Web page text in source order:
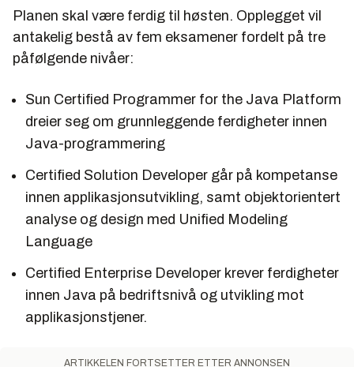
Planen skal være ferdig til høsten. Opplegget vil
antakelig bestå av fem eksamener fordelt på tre
påfølgende nivåer:
Sun Certified Programmer for the Java Platform
dreier seg om grunnleggende ferdigheter innen
Java-programmering
Certified Solution Developer går på kompetanse
innen applikasjonsutvikling, samt objektorientert
analyse og design med Unified Modeling
Language
Certified Enterprise Developer krever ferdigheter
innen Java på bedriftsnivå og utvikling mot
applikasjonstjener.
ARTIKKELEN FORTSETTER ETTER ANNONSEN